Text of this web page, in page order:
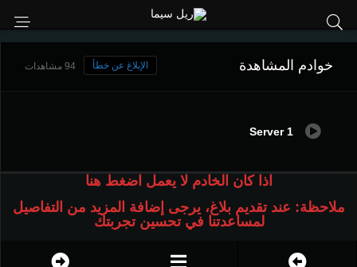
خوادم المشاهدة 94 مشاهدات الإبلاغ عن خطأ
Server 1
اذا كان الخادم لا يعمل اضغط هنا
ملاحظة: عند تقديم بلاغ، يرجى إضافة المزيد من التفاصيل
لمساعدتنا في تحسين تجربتك